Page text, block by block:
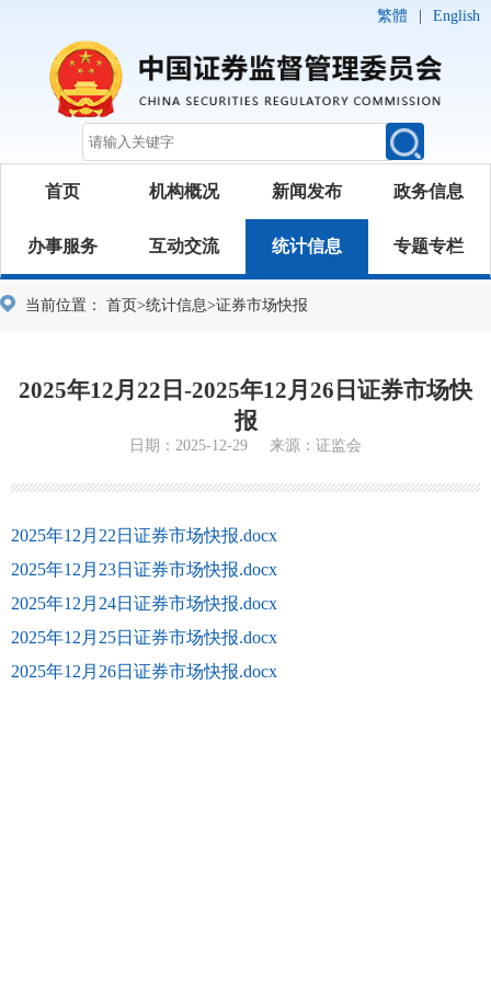
繁體 English
首页 机构概况 新闻发布 政务信息
办事服务 互动交流 统计信息 专题专栏
当前位置： 首页>统计信息>证券市场快报
2025年12月22日-2025年12月26日证券市场快
报
日期：2025-12-29 来源：证监会
2025年12月22日证券市场快报.docx
2025年12月23日证券市场快报.docx
2025年12月24日证券市场快报.docx
2025年12月25日证券市场快报.docx
2025年12月26日证券市场快报.docx